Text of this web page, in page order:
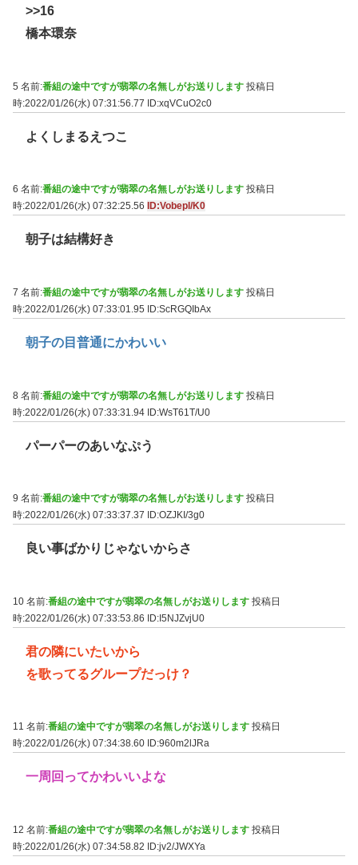
>>16
橋本環奈
5 名前:番組の途中ですが翡翠の名無しがお送りします 投稿日
時:2022/01/26(水) 07:31:56.77 ID:xqVCuO2c0
よくしまるえつこ
6 名前:番組の途中ですが翡翠の名無しがお送りします 投稿日
時:2022/01/26(水) 07:32:25.56
ID:Vobepl/K0
朝子は結構好き
7 名前:番組の途中ですが翡翠の名無しがお送りします 投稿日
時:2022/01/26(水) 07:33:01.95
ID:ScRGQIbAx
朝子の目普通にかわいい
8 名前:番組の途中ですが翡翠の名無しがお送りします 投稿日
時:2022/01/26(水) 07:33:31.94 ID:WsT61T/U0
パーパーのあいなぷう
9 名前:番組の途中ですが翡翠の名無しがお送りします 投稿日
時:2022/01/26(水) 07:33:37.37
ID:OZJKI/3g0
良い事ばかりじゃないからさ
10 名前:番組の途中ですが翡翠の名無しがお送りします 投稿日
時:2022/01/26(水) 07:33:53.86 ID:I5NJZvjU0
君の隣にいたいから
を歌ってるグループだっけ？
11 名前:番組の途中ですが翡翠の名無しがお送りします 投稿日
時:2022/01/26(水) 07:34:38.60 ID:960m2lJRa
一周回ってかわいいよな
12 名前:番組の途中ですが翡翠の名無しがお送りします 投稿日
時:2022/01/26(水) 07:34:58.82 ID:jv2/JWXYa